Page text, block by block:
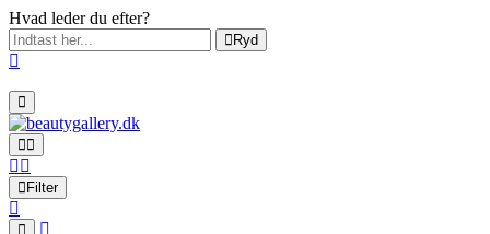
Hvad leder du efter?
Ryd
Filter